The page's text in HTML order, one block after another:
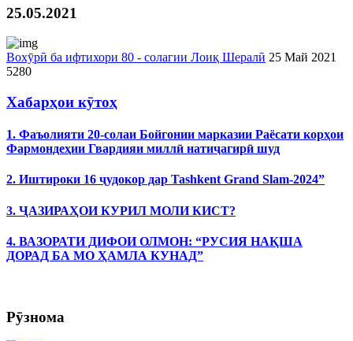
25.05.2021
Вохӯрӣ ба ифтихори 80 - солагии Лоиқ Шералӣ 25 Май 2021
5280
Хабарҳои кӯтоҳ
1. Фаъолияти 20-солаи Бойгонии марказии Раёсати корҳои
Фармондеҳии Гвардияи миллӣ натиҷагирӣ шуд
2. Иштироки 16 ҷудокор дар Tashkent Grand Slam-2024”
3. ҶАЗИРАҲОИ КУРИЛ МОЛИ КИСТ?
4. ВАЗОРАТИ ДИФОИ ОЛМОН: “РУСИЯ НАҚША
ДОРАД БА МО ҲАМЛА КУНАД”
Рӯзнома